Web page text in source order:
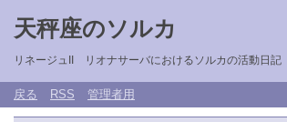
天秤座のソルカ
リネージュII リオナサーバにおけるソルカの活動日記
戻る RSS 管理者用